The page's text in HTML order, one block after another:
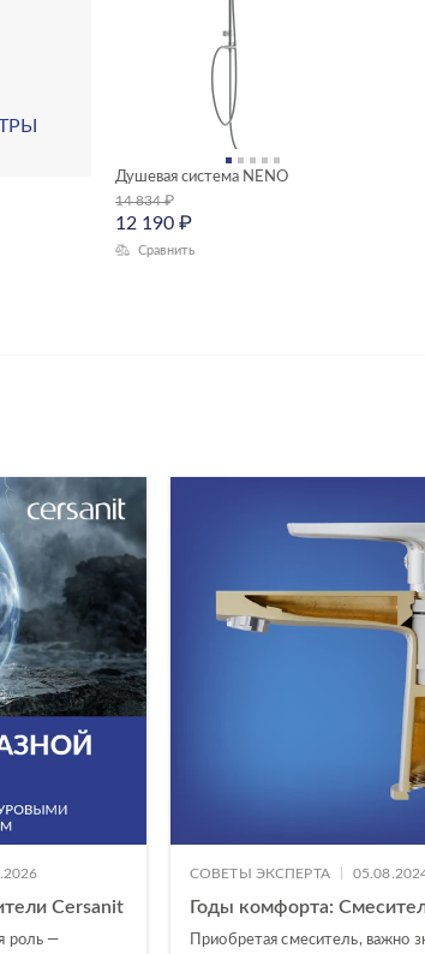
Душевая система NENO
14 834₽
12 190 ₽
Сравнить
Cersanit
роль —
СОВЕТЫ ЭКСПЕРТА
Годы комфорта:
Приобретая смеситель, важно